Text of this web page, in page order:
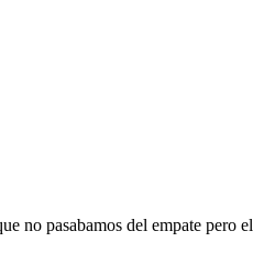
no pasabamos del empate pero el